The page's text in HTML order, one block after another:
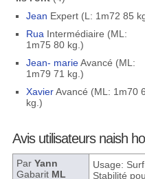
Jean Expert (L: 1m72 85
Rua Intermédiaire (ML:
1m75 80 kg.)
Jean- marieAvancé (ML:
1m79 71 kg.)
XavierAvancé (ML: 1m70
kg.)
Avis utilisateurs naish
Par Yann
Gabarit ML
Usage:
Stabilité